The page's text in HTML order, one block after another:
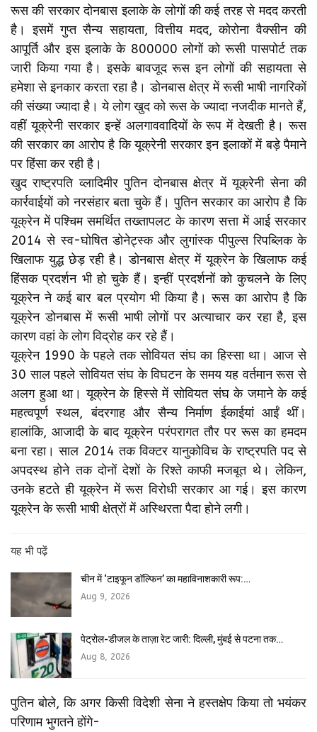
रूस की सरकार दोनबास इलाके के लोगों की कई तरह से मदद करती
है। इसमें गुप्त सैन्य सहायता, वित्तीय मदद, कोरोना वैक्सीन की
आपूर्ति और इस इलाके के 800000 लोगों को रूसी पासपोर्ट तक
जारी किया गया है। इसके बावजूद रूस इन लोगों की सहायता से
हमेशा से इनकार करता रहा है। डोनबास क्षेत्र में रूसी भाषी नागरिकों
की संख्या ज्यादा है। ये लोग खुद को रूस के ज्यादा नजदीक मानते हैं,
वहीं यूक्रेनी सरकार इन्हें अलगाववादियों के रूप में देखती है। रूस
की सरकार का आरोप है कि यूक्रेनी सरकार इन इलाकों में बड़े पैमाने
पर हिंसा कर रही है।
खुद राष्ट्रपति व्लादिमीर पुतिन दोनबास क्षेत्र में यूक्रेनी सेना की
कार्रवाईयों को नरसंहार बता चुके हैं। पुतिन सरकार का आरोप है कि
यूक्रेन में पश्चिम समर्थित तख्तापलट के कारण सत्ता में आई सरकार
2014 से स्व-घोषित डोनेट्स्क और लुगांस्क पीपुल्स रिपब्लिक के
खिलाफ युद्ध छेड़ रही है। डोनबास क्षेत्र में यूक्रेन के खिलाफ कई
हिंसक प्रदर्शन भी हो चुके हैं। इन्हीं प्रदर्शनों को कुचलने के लिए
यूक्रेन ने कई बार बल प्रयोग भी किया है। रूस का आरोप है कि
यूक्रेन डोनबास में रूसी भाषी लोगों पर अत्याचार कर रहा है, इस
कारण वहां के लोग विद्रोह कर रहे हैं।
यूक्रेन 1990 के पहले तक सोवियत संघ का हिस्सा था। आज से
30 साल पहले सोवियत संघ के विघटन के समय यह वर्तमान रूस से
अलग हुआ था। यूक्रेन के हिस्से में सोवियत संघ के जमाने के कई
महत्वपूर्ण स्थल, बंदरगाह और सैन्य निर्माण ईकाईयां आईं थीं।
हालांकि, आजादी के बाद यूक्रेन परंपरागत तौर पर रूस का हमदम
बना रहा। साल 2014 तक विक्टर यानुकोविच के राष्ट्रपति पद से
अपदस्थ होने तक दोनों देशों के रिश्ते काफी मजबूत थे। लेकिन,
उनके हटते ही यूक्रेन में रूस विरोधी सरकार आ गई। इस कारण
यूक्रेन के रूसी भाषी क्षेत्रों में अस्थिरता पैदा होने लगी।
यह भी पढ़ें
चीन में ‘टाइफून डॉल्फिन’ का महाविनाशकारी रूप:…
Aug 9, 2026
पेट्रोल-डीजल के ताज़ा रेट जारी: दिल्ली, मुंबई से पटना तक…
Aug 8, 2026
पुतिन बोले, कि अगर किसी विदेशी सेना ने हस्‍तक्षेप किया तो भयंकर
परिणाम भुगतने होंगे-